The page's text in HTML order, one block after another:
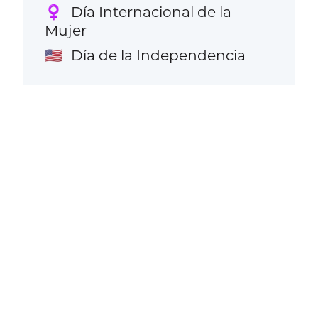
♀️
Día Internacional de la
Mujer
🇺🇸 Día de la Independencia